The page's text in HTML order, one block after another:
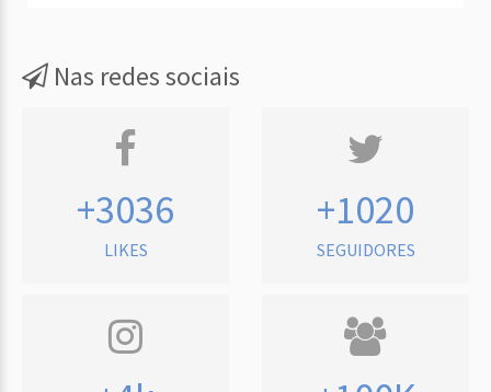
Nas redes sociais
+3036
LIKES
+1020
SEGUIDORES